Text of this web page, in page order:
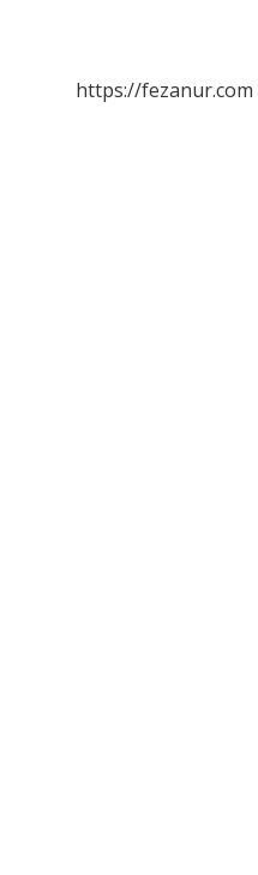
Farkı
https://fezanur.com